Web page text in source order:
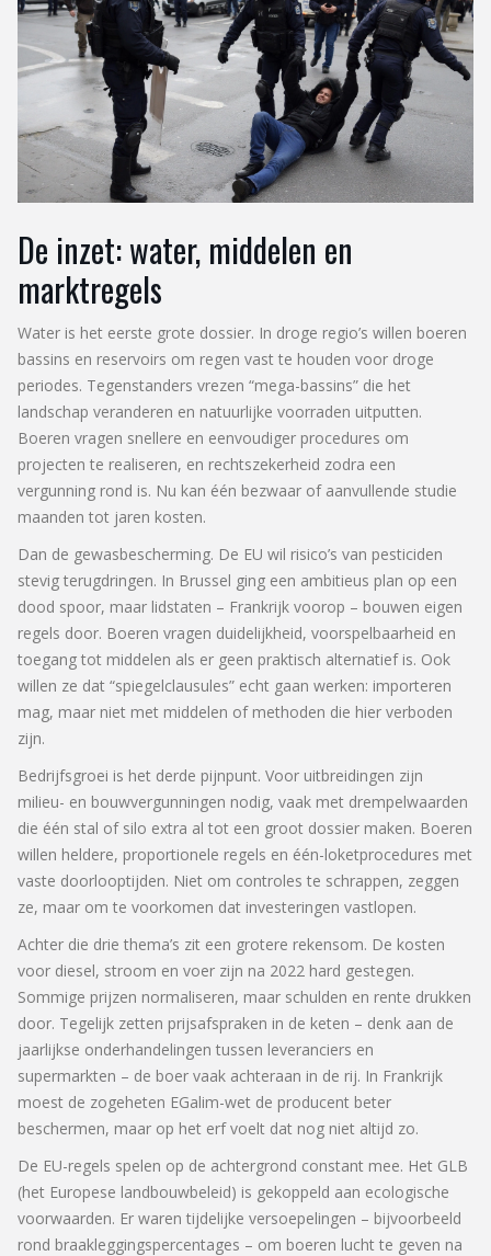
De inzet: water, middelen en
marktregels
Water is het eerste grote dossier. In droge regio’s willen boeren
bassins en reservoirs om regen vast te houden voor droge
periodes. Tegenstanders vrezen “mega-bassins” die het
landschap veranderen en natuurlijke voorraden uitputten.
Boeren vragen snellere en eenvoudiger procedures om
projecten te realiseren, en rechtszekerheid zodra een
vergunning rond is. Nu kan één bezwaar of aanvullende studie
maanden tot jaren kosten.
Dan de gewasbescherming. De EU wil risico’s van pesticiden
stevig terugdringen. In Brussel ging een ambitieus plan op een
dood spoor, maar lidstaten – Frankrijk voorop – bouwen eigen
regels door. Boeren vragen duidelijkheid, voorspelbaarheid en
toegang tot middelen als er geen praktisch alternatief is. Ook
willen ze dat “spiegelclausules” echt gaan werken: importeren
mag, maar niet met middelen of methoden die hier verboden
zijn.
Bedrijfsgroei is het derde pijnpunt. Voor uitbreidingen zijn
milieu- en bouwvergunningen nodig, vaak met drempelwaarden
die één stal of silo extra al tot een groot dossier maken. Boeren
willen heldere, proportionele regels en één-loketprocedures met
vaste doorlooptijden. Niet om controles te schrappen, zeggen
ze, maar om te voorkomen dat investeringen vastlopen.
Achter die drie thema’s zit een grotere rekensom. De kosten
voor diesel, stroom en voer zijn na 2022 hard gestegen.
Sommige prijzen normaliseren, maar schulden en rente drukken
door. Tegelijk zetten prijsafspraken in de keten – denk aan de
jaarlijkse onderhandelingen tussen leveranciers en
supermarkten – de boer vaak achteraan in de rij. In Frankrijk
moest de zogeheten EGalim-wet de producent beter
beschermen, maar op het erf voelt dat nog niet altijd zo.
De EU-regels spelen op de achtergrond constant mee. Het GLB
(het Europese landbouwbeleid) is gekoppeld aan ecologische
voorwaarden. Er waren tijdelijke versoepelingen – bijvoorbeeld
rond braakleggingspercentages – om boeren lucht te geven na